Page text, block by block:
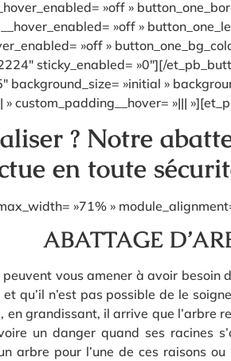
»off »
»off »
»off »
sticky_enabled= »0″][/
background_size= »initial »
custom_padding__hover= »|||
? Notre
en toute
»71% »
ABATTAGE
vous amener à avoir besoin
qu’il n’est pas possible de le
en grandissant, il arrive que l’arbre
un danger quand ses racines
arbre pour l’une de ces raisons